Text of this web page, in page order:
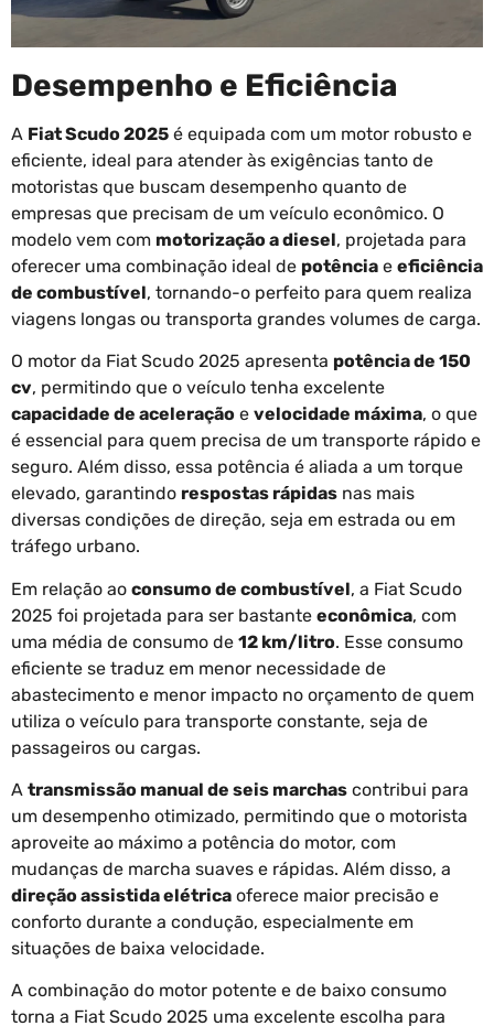
Desempenho e Eficiência
A Fiat Scudo 2025 é equipada com um motor robusto e
eficiente, ideal para atender às exigências tanto de
motoristas que buscam desempenho quanto de
empresas que precisam de um veículo econômico. O
modelo vem com motorização a diesel, projetada para
oferecer uma combinação ideal de potência e eficiência
de combustível, tornando-o perfeito para quem realiza
viagens longas ou transporta grandes volumes de carga.
O motor da Fiat Scudo 2025 apresenta potência de 150
cv, permitindo que o veículo tenha excelente
capacidade de aceleração e velocidade máxima, o que
é essencial para quem precisa de um transporte rápido e
seguro. Além disso, essa potência é aliada a um torque
elevado, garantindo respostas rápidas nas mais
diversas condições de direção, seja em estrada ou em
tráfego urbano.
Em relação ao consumo de combustível, a Fiat Scudo
2025 foi projetada para ser bastante econômica, com
uma média de consumo de 12 km/litro. Esse consumo
eficiente se traduz em menor necessidade de
abastecimento e menor impacto no orçamento de quem
utiliza o veículo para transporte constante, seja de
passageiros ou cargas.
A transmissão manual de seis marchas contribui para
um desempenho otimizado, permitindo que o motorista
aproveite ao máximo a potência do motor, com
mudanças de marcha suaves e rápidas. Além disso, a
direção assistida elétrica oferece maior precisão e
conforto durante a condução, especialmente em
situações de baixa velocidade.
A combinação do motor potente e de baixo consumo
torna a Fiat Scudo 2025 uma excelente escolha para